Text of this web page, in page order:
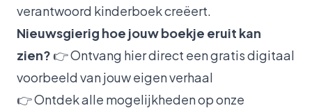
verantwoord kinderboek creëert.
Nieuwsgierig hoe jouw boekje eruit kan
zien? 👉Ontvang hier direct een gratis digitaal
voorbeeld van jouw eigen verhaal
👉Ontdek alle mogelijkheden op onze